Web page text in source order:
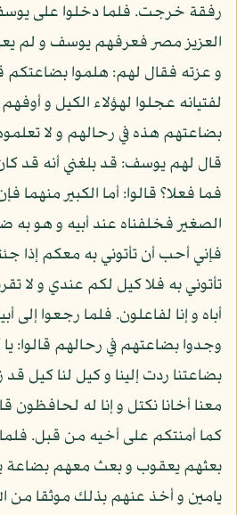
رفقة خرجت. فلما دخلوا على
العزيز مصر فعرفهم يوسف و لم
و عزته فقال لهم: هلموا بضاعتكم
لفتيانه عجلوا لهؤلاء الكيل و
بضاعتهم هذه في رحالهم و لا
قال لهم يوسف: قد بلغني أنه قد
فما فعلا؟ قالوا: أما الكبير منهما
الصغير فخلفناه عند أبيه و هو
فإني أحب أن تأتوني به معكم إذا
تأتوني به فلا كيل لكم عندي و لا
أباه و إنا لفاعلون. فلما رجعوا إلى
وجدوا بضاعتهم في رحالهم قالوا: يا
بضاعتنا ردت إلينا و كيل لنا كيل
معنا أخانا نكتل و إنا له لحافظون
كما أمنتكم على أخيه من قبل.
بعثهم يعقوب و بعث معهم بضاعة
يامين و أخذ عنهم بذلك موثقا من